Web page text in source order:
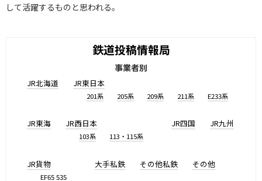
して活躍するものと思われる。
鉄道投稿情報局
事業者別
JR北海道 JR東日本
201系 205系 209系 211系 E233系
JR東海 JR西日本
103系 113・115系
JR四国 JR九州
JR貨物
EF65 535
大手私鉄 その他私鉄 その他